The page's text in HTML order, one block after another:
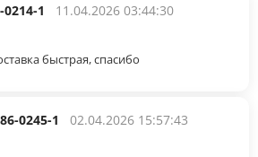
1 11.04.2026 03:44:30
быстрая, спасибо
0245-1 02.04.2026 15:57:43